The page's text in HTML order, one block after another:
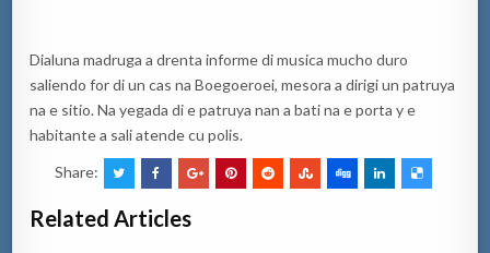
Dialuna madruga a drenta informe di musica mucho duro
saliendo for di un cas na Boegoeroei, mesora a dirigi un patruya
na e sitio. Na yegada di e patruya nan a bati na e porta y e
habitante a sali atende cu polis.
Share:
Related Articles